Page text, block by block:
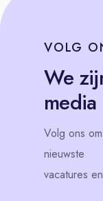
VOLG
We
media
Volg ons
nieuwste
vacatures